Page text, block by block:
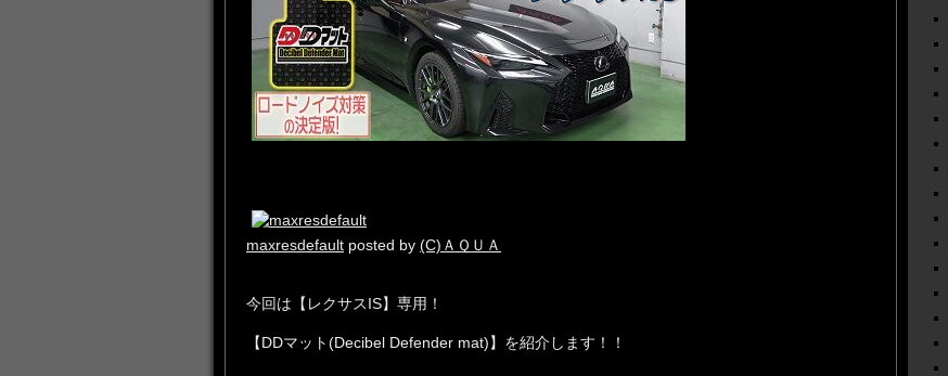
maxresdefault posted by (C)ＡＱＵＡ
今回は【レクサスIS】専用！
【DDマット(Decibel Defender mat)】を紹介します！！